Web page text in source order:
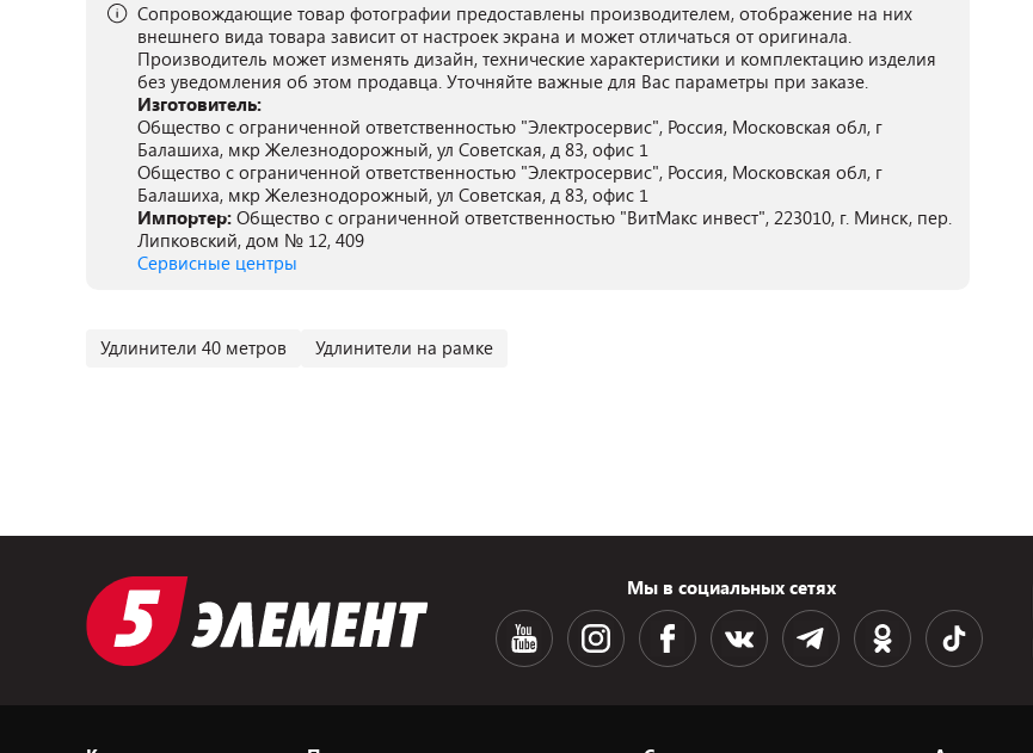
Сопровождающие товар фотографии предоставлены производителем, отображение на них
внешнего вида товара зависит от настроек экрана и может отличаться от оригинала.
Производитель может изменять дизайн, технические характеристики и комплектацию изделия
без уведомления об этом продавца. Уточняйте важные для Вас параметры при заказе.
Изготовитель:
Общество с ограниченной ответственностью "Электросервис", Россия, Московская обл, г
Балашиха, мкр Железнодорожный, ул Советская, д 83, офис 1
Общество с ограниченной ответственностью "Электросервис", Россия, Московская обл, г
Балашиха, мкр Железнодорожный, ул Советская, д 83, офис 1
Импортер: Общество с ограниченной ответственностью "ВитМакс инвест", 223010, г. Минск, пер.
Липковский, дом № 12, 409
Сервисные центры
Удлинители 40 метров Удлинители на рамке
Мы в социальных сетях